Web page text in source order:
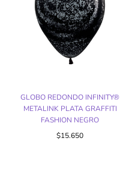
GLOBO REDONDO INFINITY®
METALINK PLATA GRAFFITI
FASHION NEGRO
$15.650